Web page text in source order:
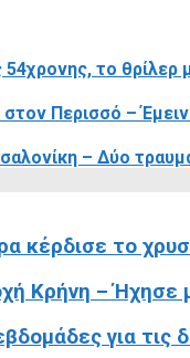
54χρονης, το
Περισσό –
– Δύο
κέρδισε το
Κρήνη – Ήχησε
για